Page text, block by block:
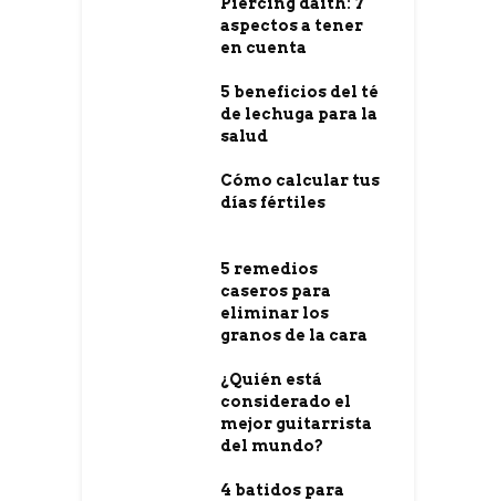
aspectos a tener
en cuenta
5 beneficios del té
de lechuga para la
salud
Cómo calcular tus
días fértiles
5 remedios
caseros para
eliminar los
granos de la cara
¿Quién está
considerado el
mejor guitarrista
del mundo?
4 batidos para